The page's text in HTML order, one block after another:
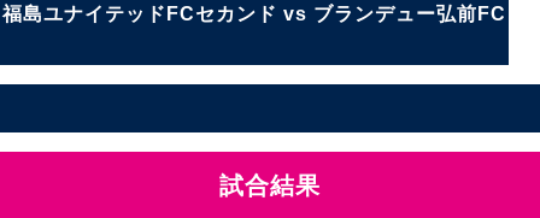
福島ユナイテッドFCセカンド vs ブランデュー弘前FC
試合結果